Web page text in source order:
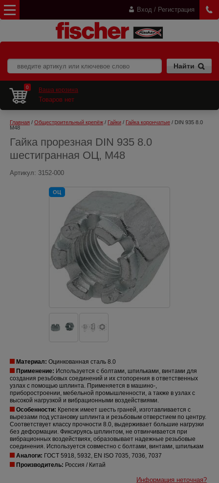
Вход / Регистрация
0 Ваша корзина
Товаров нет
Главная / Общестроительный крепёж / Гайки / Гайка корончатые / DIN 935 8.0
M48
Гайка прорезная DIN 935 8.0
шестигранная ОЦ, M48
Артикул: 3152-000
ОЦ
Материал: Оцинкованная сталь 8.0
Применение: Используется с болтами, шпильками, винтами для
создания резьбовых соединений и их стопорения в ответственных
узлах с помощью шплинта. Применяется в машино-,
приборостроении, мебельной промышленности, а также в узлах с
высокой нагрузкой и вибрационными воздействиями.
Особенности: Крепеж имеет шесть граней, изготавливается с
вырезами под установку шплинта и резьбовым отверстием по центру.
Соответствует классу прочности 8.0, выдерживает большие нагрузки
без деформации. Фиксируясь шплинтом, не отвинчивается при
вибрационных воздействиях, образовывает надежные резьбовые
соединения. Используется совместно с болтами, винтами, шпилькам
Аналоги: ГОСТ 5918, 5932, EN ISO 7035, 7036, 7037
Производитель: Россия / Китай
Информация неточная?